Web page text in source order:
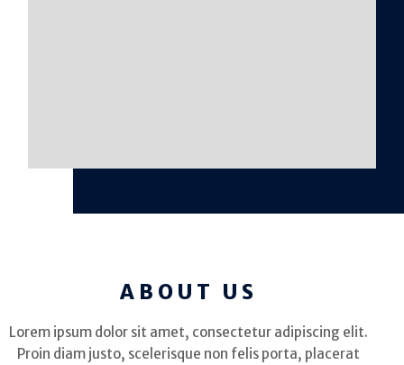
ABOUT US
Lorem ipsum dolor sit amet, consectetur adipiscing elit.
Proin diam justo, scelerisque non felis porta, placerat